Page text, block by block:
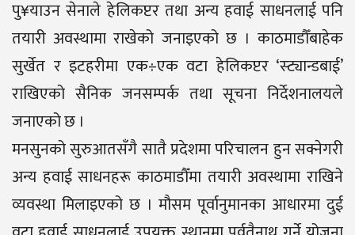
पु¥याउन सेनाले हेलिकप्टर तथा अन्य हवाई साधनलाई पनि
तयारी अवस्थामा राखेको जनाइएको छ । काठमाडौँबाहेक
सुर्खेत र इटहरीमा एक÷एक वटा हेलिकप्टर ‘स्ट्यान्डबाई’
राखिएको सैनिक जनसम्पर्क तथा सूचना निर्देशनालयले
जनाएको छ ।
मनसुनको सुरुआतसँगै सातै प्रदेशमा परिचालन हुन सक्नेगरी
अन्य हवाई साधनहरू काठमाडौँमा तयारी अवस्थामा राखिने
व्यवस्था मिलाइएको छ । मौसम पूर्वानुमानका आधारमा दुई